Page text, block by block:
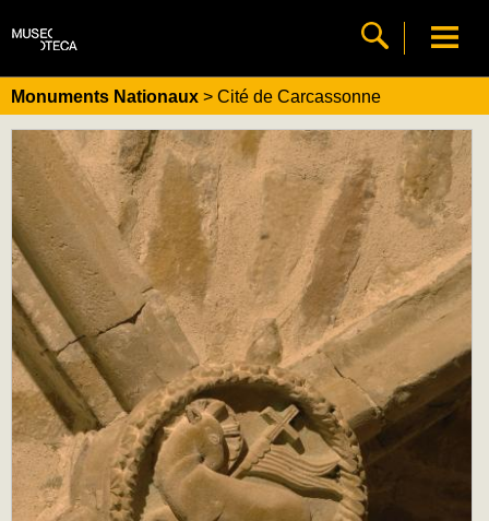
Monuments Nationaux > Cité de Carcassonne